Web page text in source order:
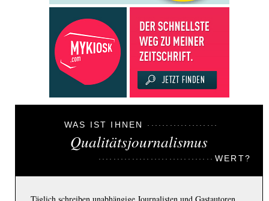
WAS IST IHNEN
Qualitätsjournalismus
WERT?
Täglich schreiben unabhängige Journalisten und Gastautoren